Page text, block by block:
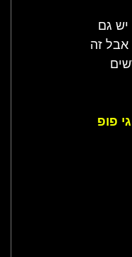
יש גם
אבל זה
לזמר איגי פופ